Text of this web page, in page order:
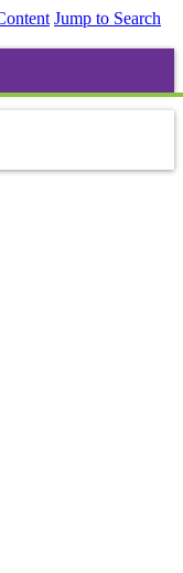
Jump to Search